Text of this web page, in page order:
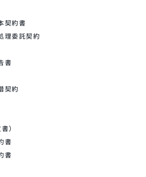
契約書
理委託契約
書
契約
）
書
書